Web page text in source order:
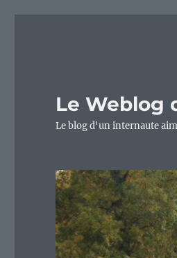
Le Weblog
Le blog d'un internaute